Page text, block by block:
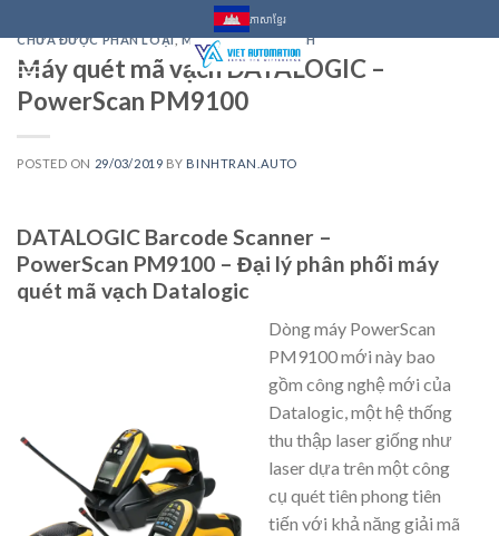
to
content
ភាសាខ្មែរ
CHƯA ĐƯỢC PHÂN LOẠI,MÁY QUÉT MÃ VẠCH
Máy quét mã vạch DATALOGIC –
PowerScan PM9100
POSTED ON 29/03/2019 BY BINHTRAN.AUTO
DATALOGIC Barcode Scanner –
PowerScan PM9100 – Đại lý phân phối máy
quét mã vạch Datalogic
Dòng máy PowerScan
PM9100 mới này bao
gồm công nghệ mới của
Datalogic, một hệ thống
thu thập laser giống như
laser dựa trên một công
cụ quét tiên phong tiên
tiến với khả năng giải mã